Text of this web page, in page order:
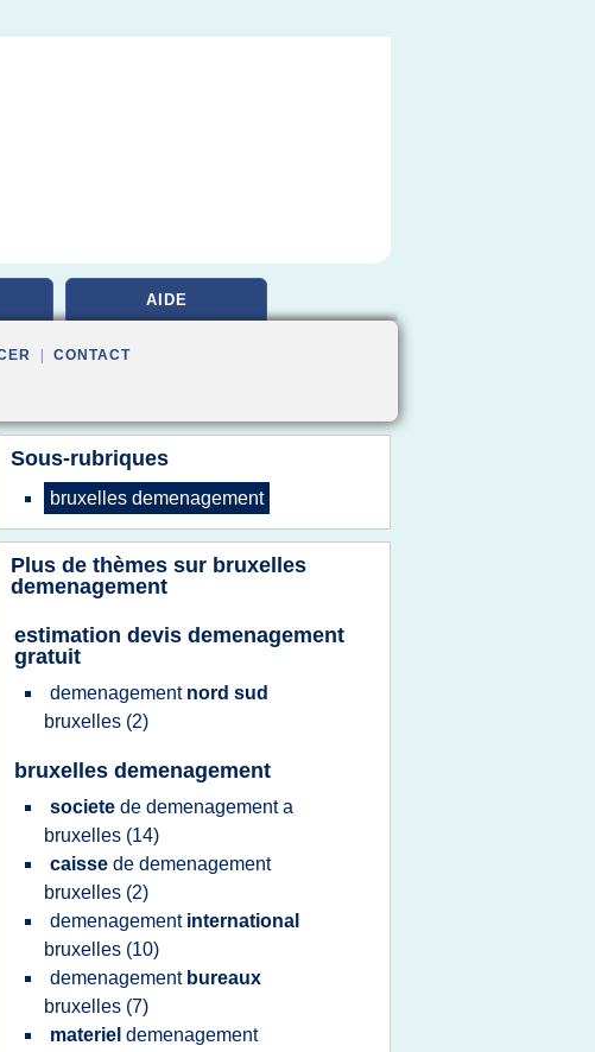
AIDE
CONTACT
Sous-rubriques
bruxelles demenagement
Plus de thèmes sur bruxelles
demenagement
estimation devis demenagement
gratuit
demenagement nord sud
bruxelles (2)
bruxelles demenagement
societe de demenagementa
bruxelles (14)
caisse de demenagement
bruxelles (2)
demenagement international
bruxelles (10)
demenagement bureaux
bruxelles (7)
materiel demenagement